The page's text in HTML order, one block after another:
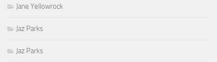
Jane Yellowrock
Jaz Parks
Jaz Parks